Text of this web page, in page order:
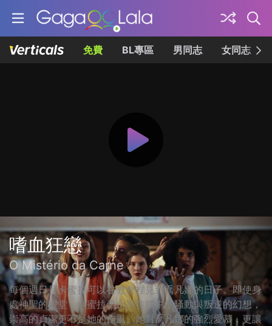
免費 BL專區 男同志 女同志
嗜血狂戀
O Mistério da Carne
每個週日是卡蜜拉可以在教會裡見到喬凡娜的日子。即使身
處神聖的殿堂，卡蜜拉仍止不住腦中的騷動與叛逆的幻想，
崇高的貞潔更不是她的作風。她對喬凡娜的強烈愛慕，更讓